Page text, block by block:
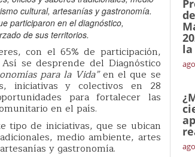
cultural, artesanías y gastronomía.
participaron en el diagnóstico,
de sus territorios.
con el 65% de participación,
se desprende del Diagnóstico
para la Vida”en el que se
iniciativas y colectivos en 28
para fortalecer las
en el país.
tipo de iniciativas, que se ubican
medio ambiente, artes
y gastronomía.
la